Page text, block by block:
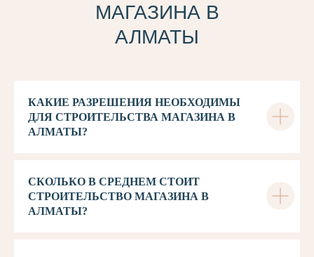
МАГАЗИНА В
АЛМАТЫ
КАКИЕ РАЗРЕШЕНИЯ НЕОБХОДИМЫ
ДЛЯ СТРОИТЕЛЬСТВА МАГАЗИНА В
АЛМАТЫ?
СКОЛЬКО В СРЕДНЕМ СТОИТ
СТРОИТЕЛЬСТВО МАГАЗИНА В
АЛМАТЫ?